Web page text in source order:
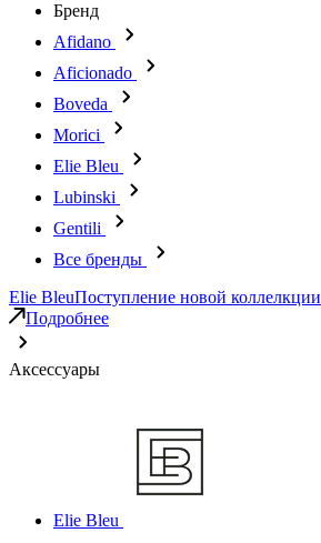
Бренд
Afidano
Aficionado
Boveda
Morici
Elie Bleu
Lubinski
Gentili
Все бренды
Elie BleuПоступление новой коллелкции
Подробнее
Аксессуары
Elie Bleu